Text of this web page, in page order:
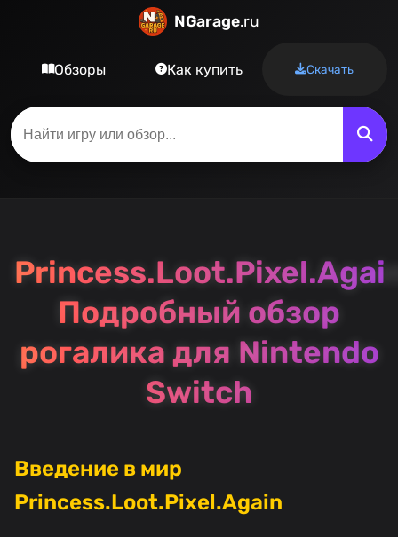
NGarage.ru
Обзоры Как купить Скачать
Подробный обзор
рогалика для Nintendo
Switch
Введение в мир
Princess.Loot.Pixel.Again